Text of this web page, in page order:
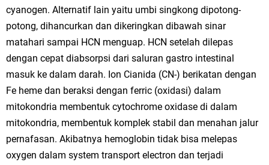
cyanogen. Alternatif lain yaitu umbi singkong dipotong-
potong, dihancurkan dan dikeringkan dibawah sinar
matahari sampai HCN menguap. HCN setelah dilepas
dengan cepat diabsorpsi dari saluran gastro intestinal
masuk ke dalam darah. Ion Cianida (CN-) berikatan dengan
Fe heme dan beraksi dengan ferric (oxidasi) dalam
mitokondria membentuk cytochrome oxidase di dalam
mitokondria, membentuk komplek stabil dan menahan jalur
pernafasan. Akibatnya hemoglobin tidak bisa melepas
oxygen dalam system transport electron dan terjadi